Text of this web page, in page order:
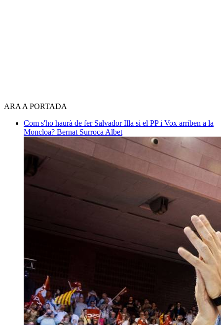
ARA A PORTADA
Com s'ho haurà de fer Salvador Illa si el PP i Vox arriben a la
Moncloa? Bernat Surroca Albet